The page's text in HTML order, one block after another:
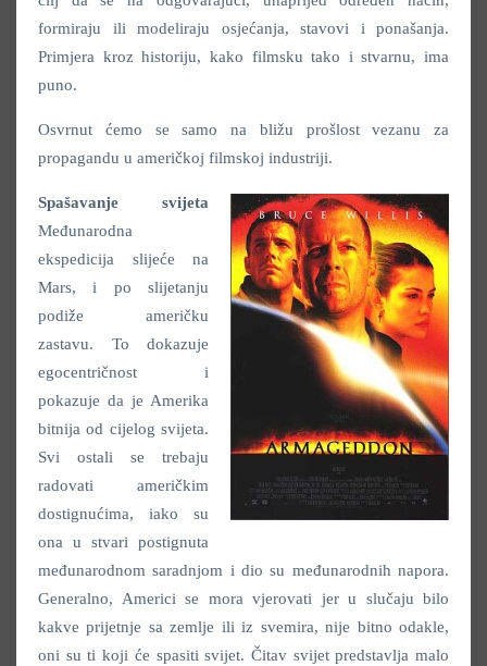
formiraju ili modeliraju osjećanja, stavovi i ponašanja.
Primjera kroz historiju, kako filmsku tako i stvarnu, ima
puno.
Osvrnut ćemo se samo na bližu prošlost vezanu za
propagandu u američkoj filmskoj industriji.
Spašavanje svijeta
Međunarodna
ekspedicija slijeće na
Mars, i po slijetanju
podiže američku
zastavu. To dokazuje
egocentričnost i
pokazuje da je Amerika
bitnija od cijelog svijeta.
Svi ostali se trebaju
radovati američkim
dostignućima, iako su
ona u stvari postignuta
međunarodnom saradnjom i dio su međunarodnih napora.
Generalno, Americi se mora vjerovati jer u slučaju bilo
kakve prijetnje sa zemlje ili iz svemira, nije bitno odakle,
oni su ti koji će spasiti svijet. Čitav svijet predstavlja malo